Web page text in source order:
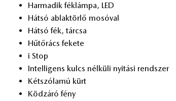
Har­ma­dik fék­lám­pa, LED
Hát­só ab­lak­tör­lő mo­só­val
Hát­só fék, tár­csa
Hű­tő­rács fe­ke­te
i Stop
In­tel­li­gens kulcs nél­kü­li nyi­tá­si rend­szer
Két­szó­la­mú kürt
Köd­zá­ró fény